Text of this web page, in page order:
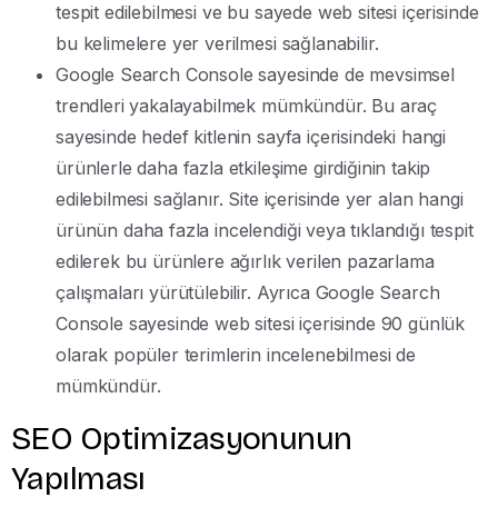
tespit edilebilmesi ve bu sayede web sitesi içerisinde
bu kelimelere yer verilmesi sağlanabilir.
Google Search Console sayesinde de mevsimsel
trendleri yakalayabilmek mümkündür. Bu araç
sayesinde hedef kitlenin sayfa içerisindeki hangi
ürünlerle daha fazla etkileşime girdiğinin takip
edilebilmesi sağlanır. Site içerisinde yer alan hangi
ürünün daha fazla incelendiği veya tıklandığı tespit
edilerek bu ürünlere ağırlık verilen pazarlama
çalışmaları yürütülebilir. Ayrıca Google Search
Console sayesinde web sitesi içerisinde 90 günlük
olarak popüler terimlerin incelenebilmesi de
mümkündür.
SEO Optimizasyonunun
Yapılması